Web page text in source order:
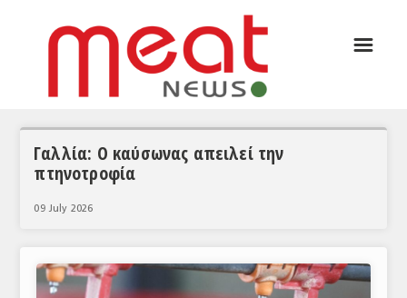
ΣΥΝΕΝΤΕΥΞΕΙΣ
ΘΕΜΑΤΑ
ΚΟΣΜΟΣ
☰
Γαλλία: Ο καύσωνας απειλεί την
πτηνοτροφία
09 July 2026